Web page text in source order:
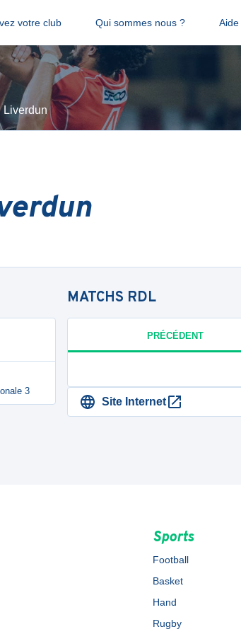
votre club Qui sommes nous ? Aide
Liverdun
3
MATCHS RDL
PRÉCÉDENT
Site Internet
Sports
Football
Basket
Hand
Rugby